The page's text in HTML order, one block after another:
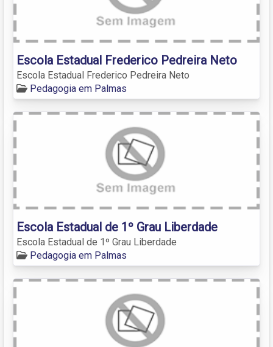
Escola Estadual Frederico Pedreira Neto
Escola Estadual Frederico Pedreira Neto
Pedagogia em Palmas
Escola Estadual de 1º Grau Liberdade
Escola Estadual de 1º Grau Liberdade
Pedagogia em Palmas